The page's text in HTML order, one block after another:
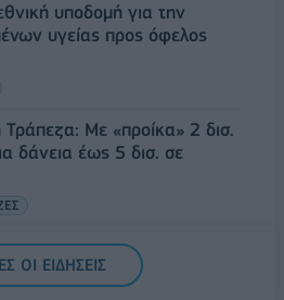
υποδομή για την
υγείας προς όφελος
Τράπεζα: Με «προίκα» 2 δισ.
δάνεια έως 5 δισ. σε
Πού βρίσκεται η
μετάβαση
ΟΙ ΕΙΔΗΣΕΙΣ